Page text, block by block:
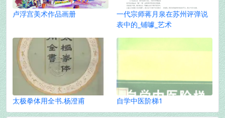
卢浮宫美术作品画册
一代宗师蒋月泉在苏州评弹说
表中的_铺噱_艺术
太极拳体用全书.杨澄甫 自学中医阶梯1